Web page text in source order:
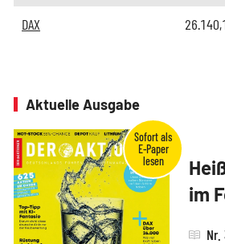
DAX
Aktuelle Ausgabe
im